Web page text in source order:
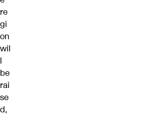
re
gi
on
wil
l
be
rai
se
d,